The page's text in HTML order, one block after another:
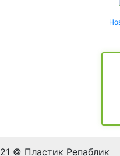
© Пластик Репаблик